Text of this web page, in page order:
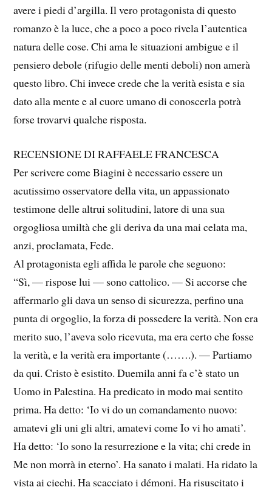
avere i piedi d’argilla. Il vero protagonista di questo
romanzo è la luce, che a poco a poco rivela l’autentica
natura delle cose. Chi ama le situazioni ambigue e il
pensiero debole (rifugio delle menti deboli) non amerà
questo libro. Chi invece crede che la verità esista e sia
dato alla mente e al cuore umano di conoscerla potrà
forse trovarvi qualche risposta.
RECENSIONE DI RAFFAELE FRANCESCA
Per scrivere come Biagini è necessario essere un
acutissimo osservatore della vita, un appassionato
testimone delle altrui solitudini, latore di una sua
orgogliosa umiltà che gli deriva da una mai celata ma,
anzi, proclamata, Fede.
Al protagonista egli affida le parole che seguono:
“Sì, — rispose lui — sono cattolico. — Si accorse che
affermarlo gli dava un senso di sicurezza, perfino una
punta di orgoglio, la forza di possedere la verità. Non era
merito suo, l’aveva solo ricevuta, ma era certo che fosse
la verità, e la verità era importante (…….). — Partiamo
da qui. Cristo è esistito. Duemila anni fa c’è stato un
Uomo in Palestina. Ha predicato in modo mai sentito
prima. Ha detto: ‘Io vi do un comandamento nuovo:
amatevi gli uni gli altri, amatevi come Io vi ho amati’.
Ha detto: ‘Io sono la resurrezione e la vita; chi crede in
Me non morrà in eterno’. Ha sanato i malati. Ha ridato la
vista ai ciechi. Ha scacciato i démoni. Ha risuscitato i